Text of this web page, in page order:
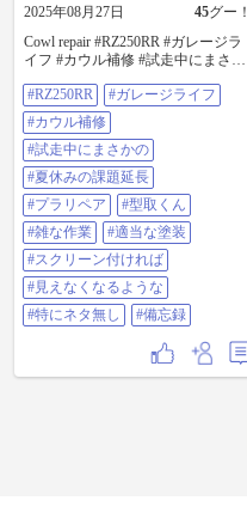
2025年08月27日 45グー！
Cowl repair #RZ250RR #ガレージラ
イフ #カウル補修 #試走中にまさか
#型取くん #雑な作業 #適当な塗装 #
スクリーン付ければ #見えなくなる
#RZ250RR
#ガレージライフ
#カウル補修
#試走中にまさかの
#夏休みの課題延長
#プラリペア
#型取くん
#雑な作業
#適当な塗装
#スクリーン付ければ
#見えなくなるような
#特にネタ無し
#備忘録